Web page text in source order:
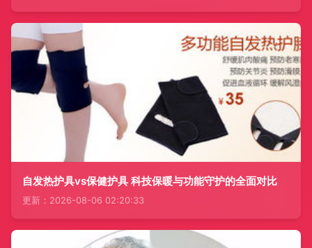
自发热护具vs保健护具 科技保暖与功能守护的全面对比
更新：2026-08-06 02:20:33